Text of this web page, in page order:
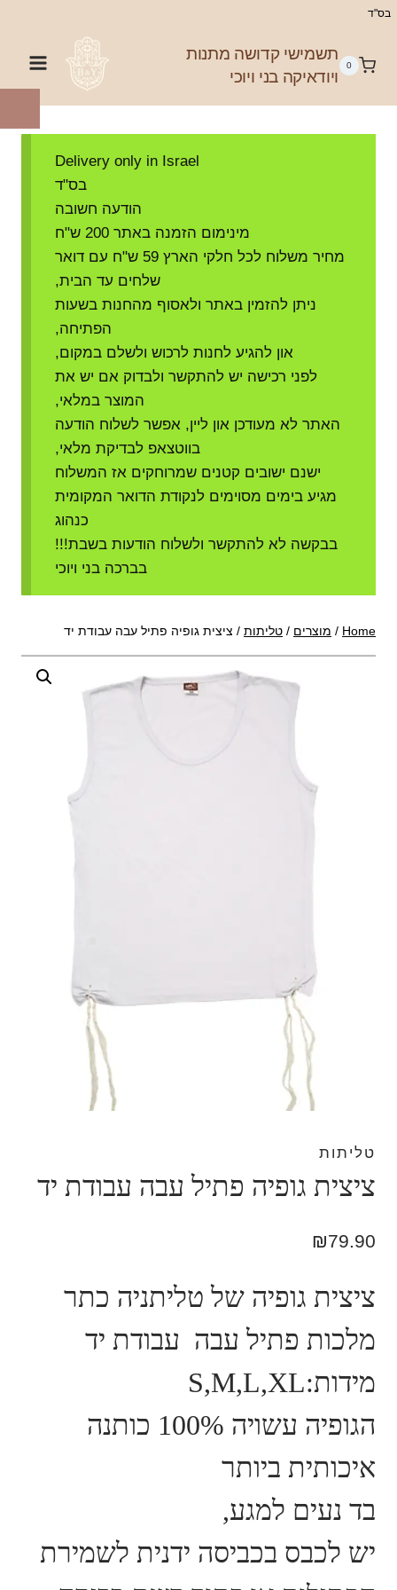
Skip
content
בס"ד
0
תשמישי קדושה מתנות
ויודאיקה בני ויוכי
Delivery only in Israel
בס"ד
הודעה חשובה
מינימום הזמנה באתר 200 ש"ח
מחיר משלוח לכל חלקי הארץ 59 ש"ח עם דואר
שלחים עד הבית,
ניתן להזמין באתר ולאסוף מהחנות בשעות
הפתיחה,
און להגיע לחנות לרכוש ולשלם במקום,
לפני רכישה יש להתקשר ולבדוק אם יש את
המוצר במלאי,
האתר לא מעודכן און ליין, אפשר לשלוח הודעה
בווטצאפ לבדיקת מלאי,
ישנם ישובים קטנים שמרוחקים אז המשלוח
מגיע בימים מסוימים לנקודת הדואר המקומית
כנהוג
בבקשה לא להתקשר ולשלוח הודעות בשבת!!!
בברכה בני ויוכי
Home
/ מוצרים / טליתות / ציצית גופיה פתיל עבה עבודת יד
טליתות
ציצית גופיה פתיל עבה עבודת יד
₪79.90
ציצית גופיה של טליתניה כתר
מלכות פתיל עבה עבודת יד
מידות:S,M,L,XL
הגופיה עשויה 100% כותנה
איכותית ביותר
בד נעים למגע,
יש לכבס בכביסה ידנית לשמירת